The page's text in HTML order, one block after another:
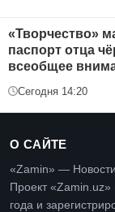
«Творчество»
паспорт отца
всеобщее
Сегодня 14:20
О САЙТЕ
«Zamin» — Новости
Проект
года и